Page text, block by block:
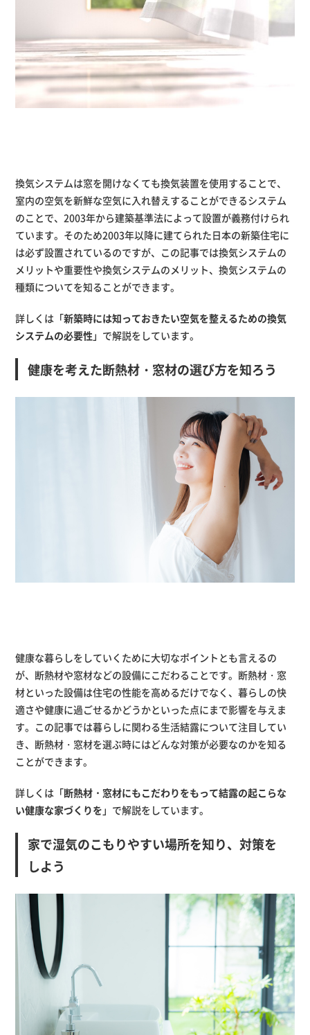
換気システムは窓を開けなくても換気装置を使用することで、
室内の空気を新鮮な空気に入れ替えすることができるシステム
のことで、2003年から建築基準法によって設置が義務付けられ
ています。そのため2003年以降に建てられた日本の新築住宅に
は必ず設置されているのですが、この記事では換気システムの
メリットや重要性や換気システムのメリット、換気システムの
種類についてを知ることができます。
詳しくは「新築時には知っておきたい空気を整えるための換気
システムの必要性 」で解説をしています。
健康を考えた断熱材・窓材の選び方を知ろう
健康な暮らしをしていくために大切なポイントとも言えるの
が、断熱材や窓材などの設備にこだわることです。断熱材・窓
材といった設備は住宅の性能を高めるだけでなく、暮らしの快
適さや健康に過ごせるかどうかといった点にまで影響を与えま
す。この記事では暮らしに関わる生活結露について注目してい
き、断熱材・窓材を選ぶ時にはどんな対策が必要なのかを知る
ことができます。
詳しくは「断熱材・窓材にもこだわりをもって結露の起こらな
い健康な家づくりを 」で解説をしています。
家で湿気のこもりやすい場所を知り、対策を
しよう